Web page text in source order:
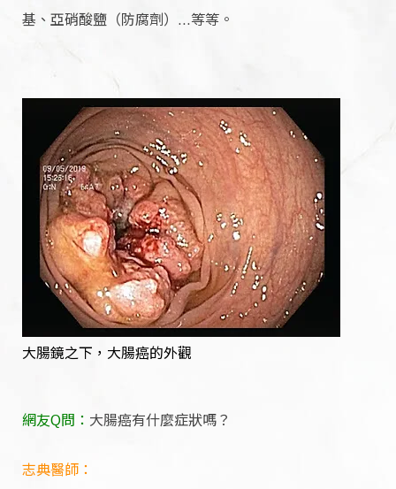
基、亞硝酸鹽（防腐劑）...等等。
大腸鏡之下，大腸癌的外觀
網友Q問： 大腸癌有什麼症狀嗎？
志典醫師：